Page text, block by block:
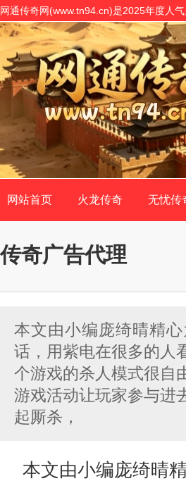
网通传奇网(www.tn94.cn)是2025年度人
表,是传奇私服网站客户最信赖的传奇SF开
网站首页 火龙传奇 无忧传
传奇广告代理
本文由小编庞绮晴精
话，用紫电在很多的人
个游戏的杀人模式很自
游戏活动让玩家参与进
起厮杀，
本文由小编庞绮晴